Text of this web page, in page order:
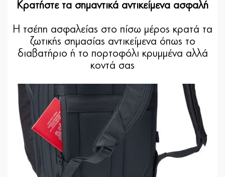
Κρατήστε τα σημαντικά αντικείμενα ασφαλή
Η τσέπη ασφαλείας στο πίσω μέρος κρατά τα
ζωτικής σημασίας αντικείμενα όπως το
διαβατήριο ή το πορτοφόλι κρυμμένα αλλά
κοντά σας